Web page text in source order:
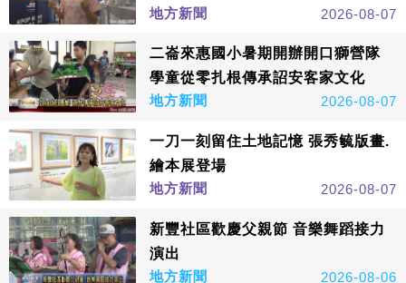
地方新聞
2026-08-07
二崙來惠國小暑期開辦開口獅營隊
學童從零扎根傳承詔安客家文化
地方新聞
2026-08-07
一刀一刻留住土地記憶 張秀毓版畫.
繪本展登場
地方新聞
2026-08-07
新豐社區歡慶父親節 音樂舞蹈接力
演出
地方新聞
2026-08-06